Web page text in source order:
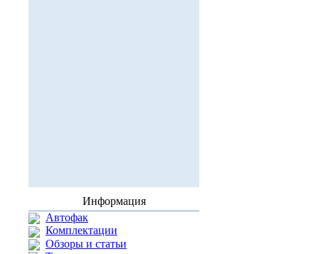
Информация
Автофак
Комплектации
Обзоры и статьи